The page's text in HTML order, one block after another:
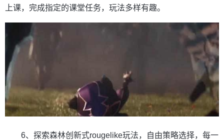
上课，完成指定的课堂任务，玩法多样有趣。
6、探索森林创新式rougelike玩法，自由策略选择，每一